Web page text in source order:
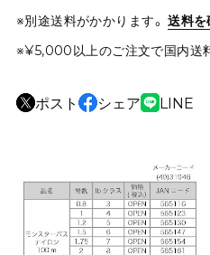
※別途送料がかかります。 送料を
※¥5,000以上のご注文で国内送
ポスト シェア LINE